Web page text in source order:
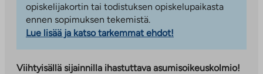
opiskelijakortin tai todistuksen opiskelupaikasta
ennen sopimuksen tekemistä.
Lue lisää ja katso tarkemmat ehdot!
Viihtyisällä sijainnilla ihastuttava asumisoikeuskolmio!